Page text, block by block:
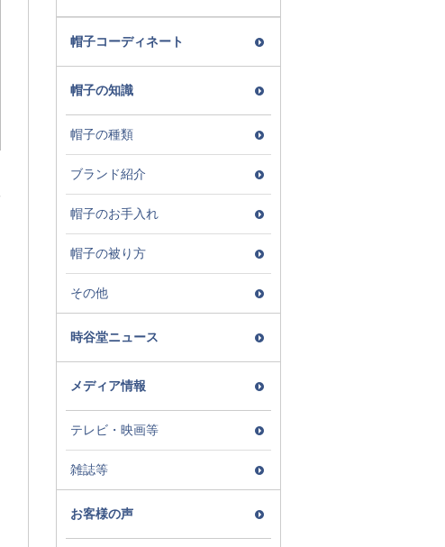
帽子コーディネート
帽子の知識
帽子の種類
ブランド紹介
帽子のお手入れ
帽子の被り方
その他
時谷堂ニュース
メディア情報
テレビ・映画等
雑誌等
お客様の声